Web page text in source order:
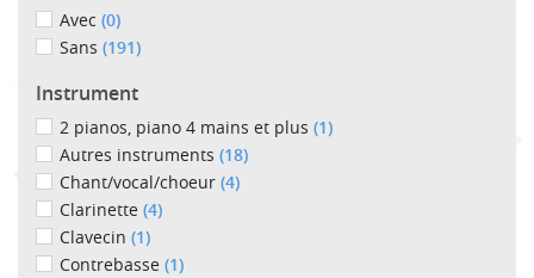
Avec (0)
Sans (191)
Instrument
2 pianos, piano 4 mains et plus (1)
Autres instruments (18)
Chant/vocal/choeur (4)
Clarinette (4)
Clavecin (1)
Contrebasse (1)